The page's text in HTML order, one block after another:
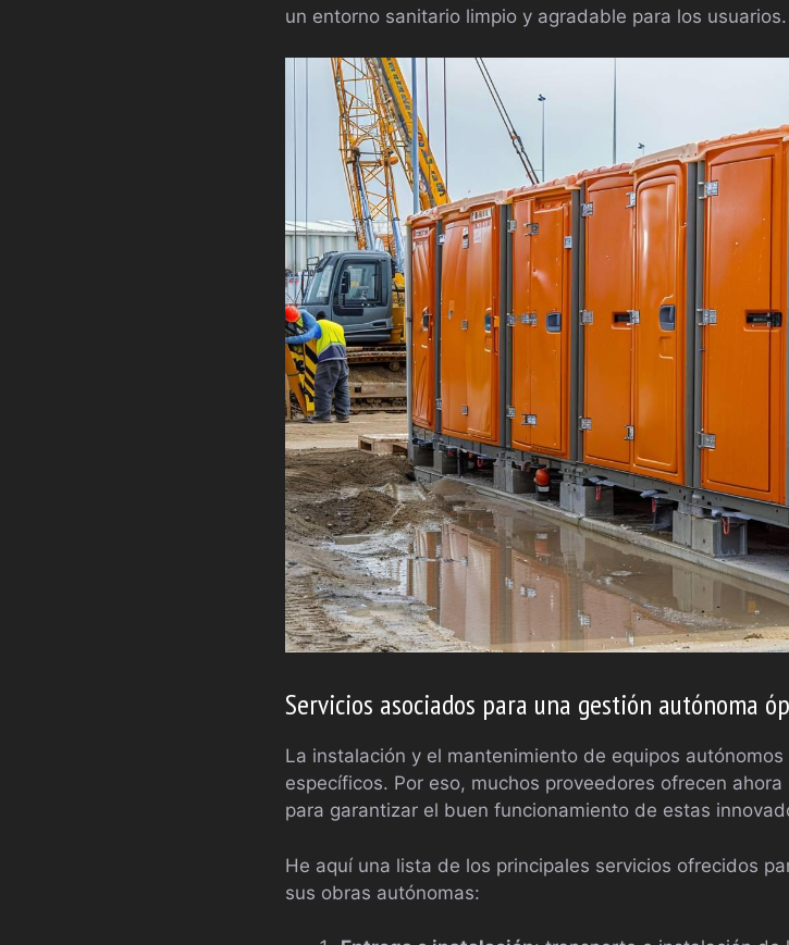
un entorno sanitario limpio y agradable para los usuarios.
Servicios asociados para una gestión autónoma
La instalación y el mantenimiento de equipos
específicos. Por eso, muchos proveedores ofrecen
para garantizar el buen funcionamiento de estas
He aquí una lista de los principales servicios ofrecidos
sus obras autónomas: